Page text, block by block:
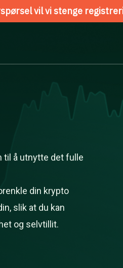
vil vi stenge
til å utnytte det fulle
din krypto
slik at du kan
og selvtillit.